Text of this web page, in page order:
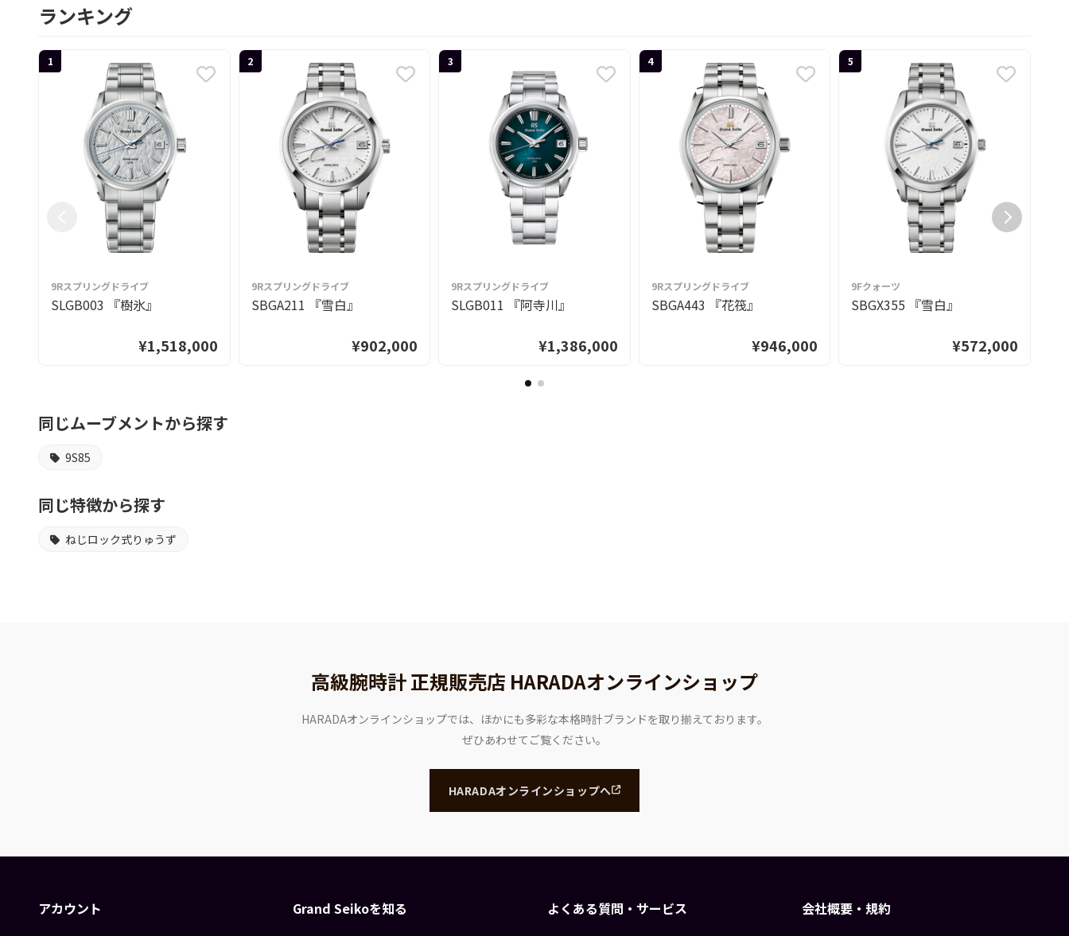
ランキング
1
9Rスプリングドライブ
SLGB003 『樹氷』
¥1,518,000
2
9Rスプリングドライブ
SBGA211 『雪白』
¥902,000
3
9Rスプリングドライブ
SLGB011 『阿寺川』
¥1,386,000
4
9Rスプリングドライブ
SBGA443 『花筏』
¥946,000
5
9Fクォーツ
SBGX355 『雪白』
¥572,000
同じムーブメントから探す
9S85
同じ特徴から探す
ねじロック式りゅうず
高級腕時計 正規販売店 HARADAオンラインショップ
HARADAオンラインショップでは、ほかにも多彩な本格時計ブランドを取り揃えております。
ぜひあわせてご覧ください。
HARADAオンラインショップへ
アカウント Grand Seikoを知る よくある質問・サービス 会社概要・規約